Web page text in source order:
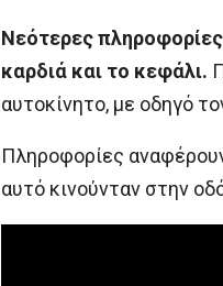
Νεότερες
καρδιά και το κεφάλι.
αυτοκίνητο, με οδηγό
Πληροφορίες
αυτό κινούνταν στην